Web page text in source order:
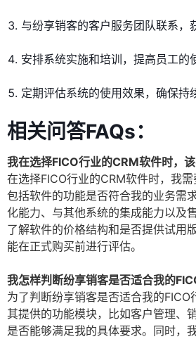
与纷享销客的客户服务团队联系，
安排系统实施和培训，提高员工的
定期评估系统的使用效果，确保持
相关问答FAQs：
我在选择FICO行业的CRM软件时，该
在选择FICO行业的CRM软件时，我需
包括软件的功能是否符合我的业务需
化能力、与其他系统的集成能力以及
了解软件的价格结构和是否提供试用
能在正式购买前进行评估。
我怎样判断纷享销客是否适合我的
为了判断纷享销客是否适合我的FICO
其提供的功能模块，比如客户管理、
是否能够满足我的具体要求。同时，